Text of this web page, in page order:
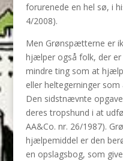
forurenede en hel sø, i
4/2008).
Men Grønspætterne er
hjælper også folk, der
mindre ting som at
eller heltegerninger
Den sidstnævnte
deres tropshund i at
AA&Co. nr. 26/1987).
hjælpemiddel er den
en opslagsbog, som